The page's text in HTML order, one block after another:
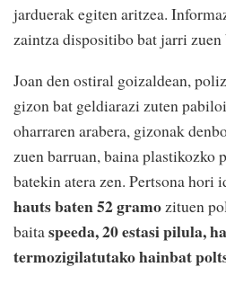
jarduerak egiten aritzea.
zaintza dispositibo bat jarri zuen
Joan den ostiral goizaldean,
gizon bat geldiarazi zuten
oharraren arabera, gizonak
zuen barruan, baina plastikozko
batekin atera zen. Pertsona hori
hauts baten 52 gramo zituen
baitaspeeda, 20 estasi pilula,
termozigilatutako hainbat